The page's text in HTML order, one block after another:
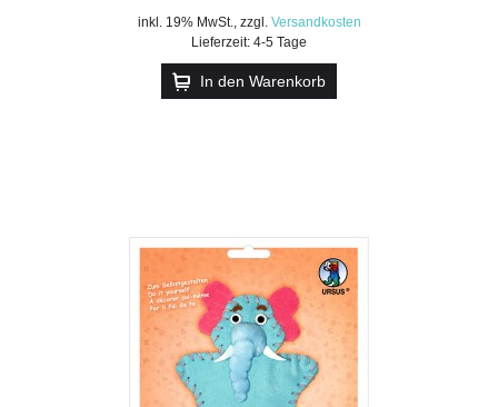
inkl. 19% MwSt., zzgl. Versandkosten
Lieferzeit: 4-5 Tage
In den Warenkorb